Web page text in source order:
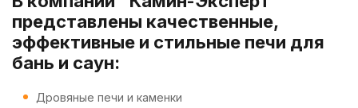
представлены качественные,
эффективные и стильные печи для
бань и саун:
Дровяные печи и каменки